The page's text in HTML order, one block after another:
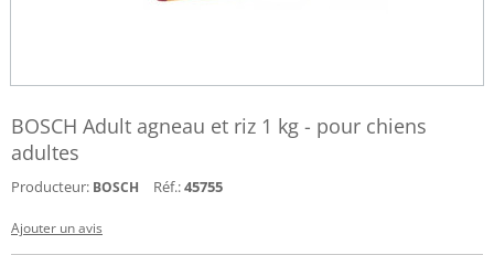
BOSCH Adult agneau et riz 1 kg - pour chiens
adultes
Producteur: BOSCH Réf.:45755
Ajouter un avis